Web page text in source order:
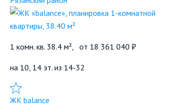
1 комн. кв. 38.4 м², от 18 361 040 ₽
на 10, 14 эт. из 14-32
Добавить в избранное
ЖК balance